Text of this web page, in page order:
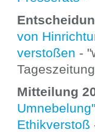
von
verstoßen -
Mitteilung
Ethikverstoß